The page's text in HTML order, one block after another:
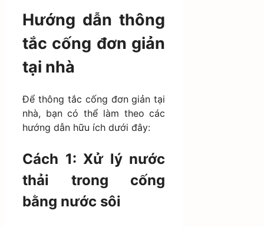
Hướng dẫn thông
tắc cống đơn giản
tại nhà
Để thông tắc cống đơn giản tại
nhà, bạn có thể làm theo các
hướng dẫn hữu ích dưới đây:
Cách 1: Xử lý nước
thải trong cống
bằng nước sôi